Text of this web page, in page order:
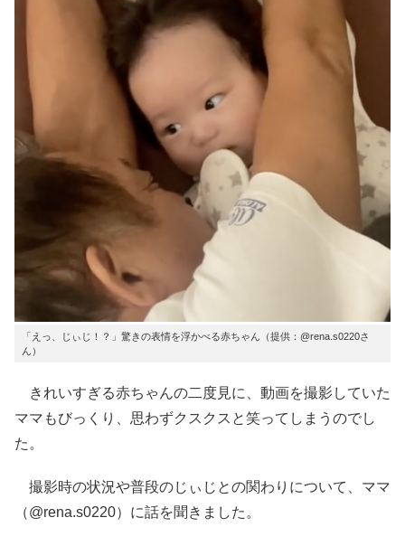
「えっ、じぃじ！？」驚きの表情を浮かべる赤ちゃん（提供：@rena.s0220さ
ん）
きれいすぎる赤ちゃんの二度見に、動画を撮影していた
ママもびっくり、思わずクスクスと笑ってしまうのでし
た。
撮影時の状況や普段のじぃじとの関わりについて、ママ
（@rena.s0220）に話を聞きました。